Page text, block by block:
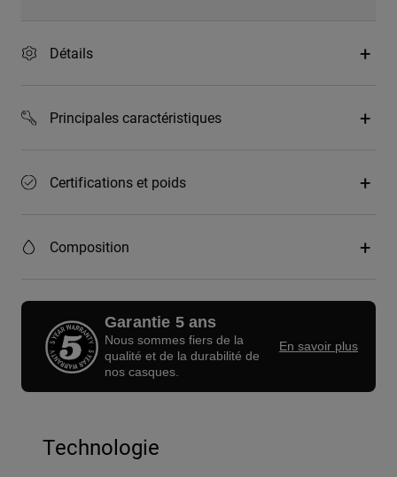
Détails
Principales caractéristiques
Certifications et poids
Composition
Garantie 5 ans
Nous sommes fiers de la
qualité et de la durabilité de
nos casques.
En savoir plus
Technologie